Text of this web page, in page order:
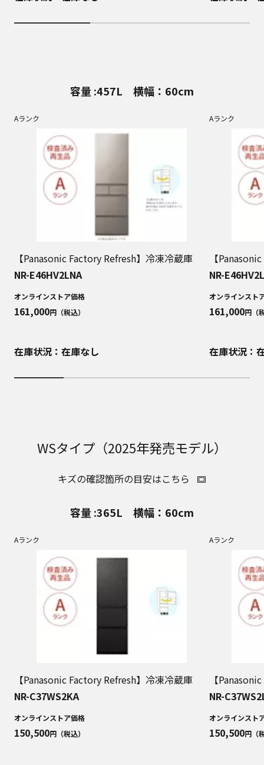
容量 :457L 横幅：60cm
Aランク
【Panasonic Factory Refresh】冷凍冷蔵庫
NR-E46HV2LNA
オンラインストア価格
161,000円（税込）
在庫状況：在庫なし
Aランク
【
NR-
オンラインスト
161,000円（
在庫状況：
WSタイプ（2025年発売モデル）
キズの確認箇所の目安はこちら
容量 :365L 横幅：60cm
Aランク
【Panasonic Factory Refresh】冷凍冷蔵庫
NR-C37WS2KA
オンラインストア価格
150,500円（税込）
Aランク
【
NR-
オンラインスト
150,500円（